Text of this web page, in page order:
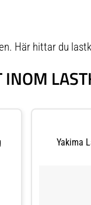
Här hittar du
INOM
Yakima